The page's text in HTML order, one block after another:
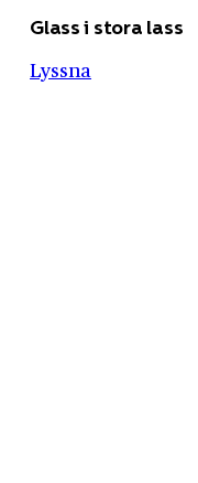
Glass i stora lass
Lyssna